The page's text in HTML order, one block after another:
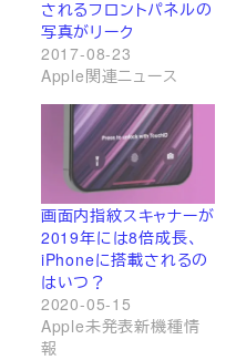
されるフロントパネルの
写真がリーク
2017-08-23
Apple関連ニュース
画面内指紋スキャナーが
2019年には8倍成長、
iPhoneに搭載されるの
はいつ？
2020-05-15
Apple未発表新機種情
報